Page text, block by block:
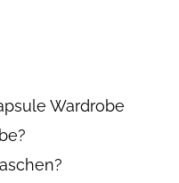
Wardrobe